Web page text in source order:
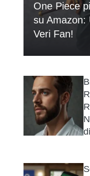
One Piece
su Amazon:
Veri Fan!